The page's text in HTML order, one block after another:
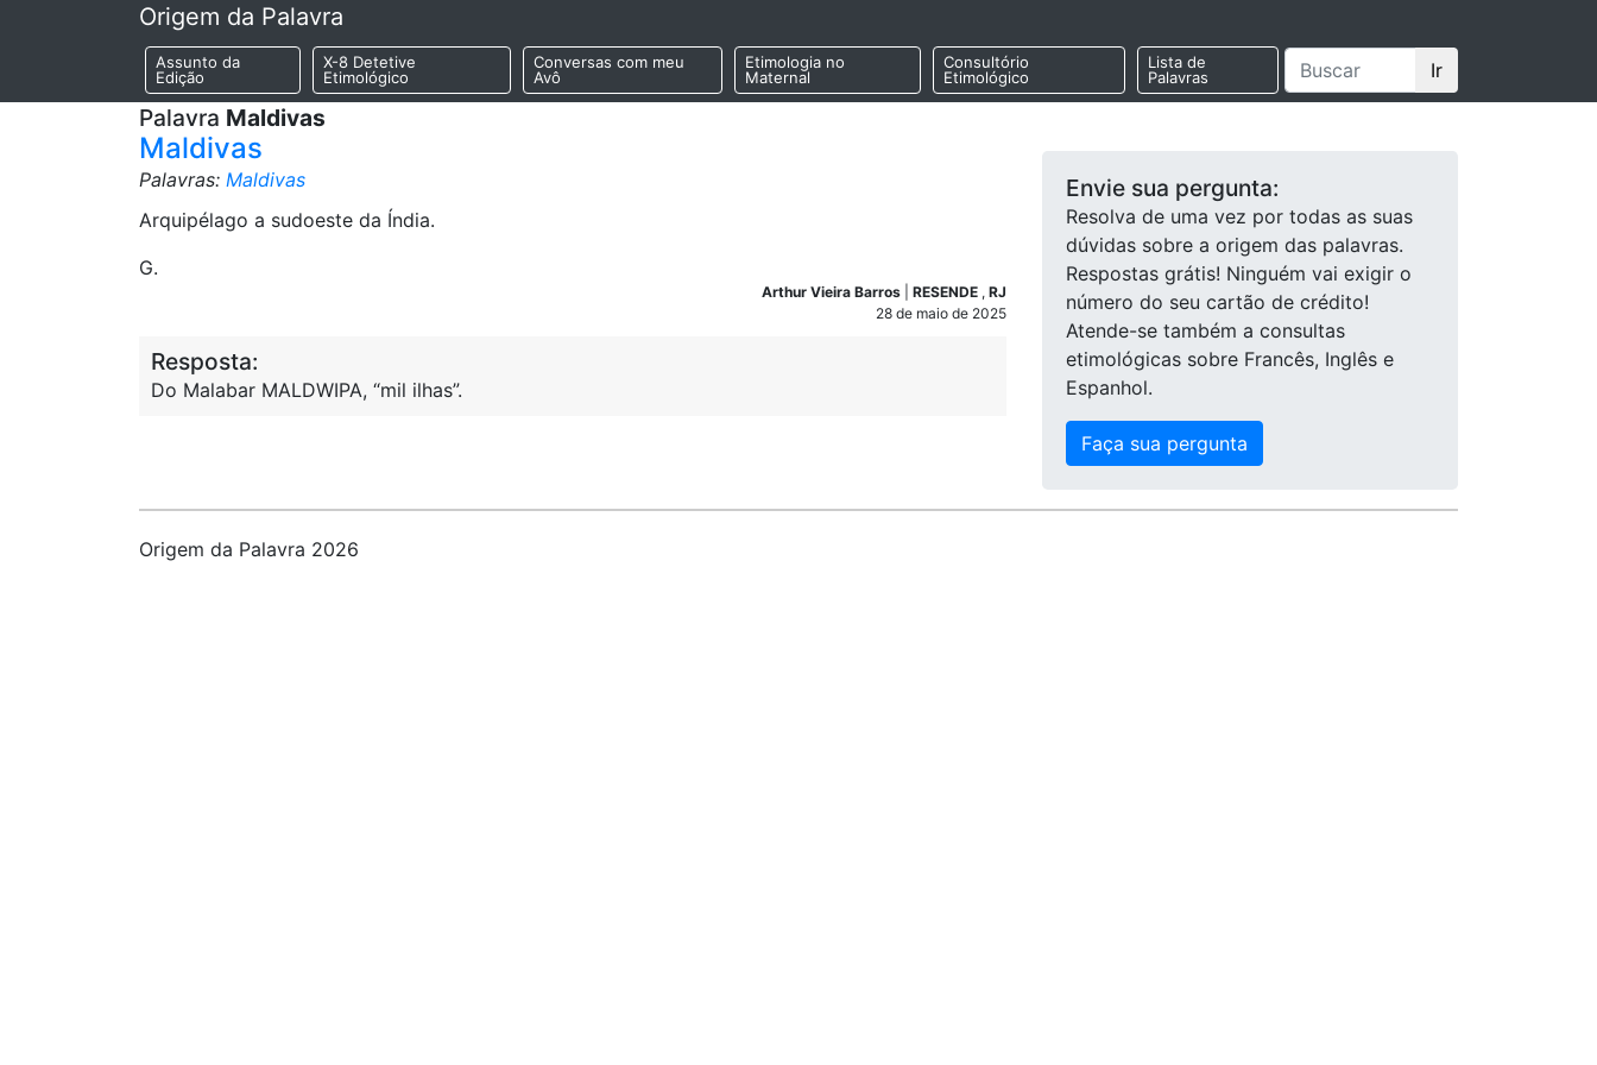
Origem da Palavra
Assunto da
Edição
X-8 Detetive
Etimológico
Conversas com meu
Avô
Etimologia no
Maternal
Consultório
Etimológico
Lista de
Palavras
Ir
Palavra Maldivas
Maldivas
Palavras: Maldivas
Arquipélago a sudoeste da Índia.
G.
Arthur Vieira Barros RESENDE , RJ
28 de maio de 2025
Resposta:
Do Malabar MALDWIPA, “mil ilhas”.
Envie sua pergunta:
Resolva de uma vez por todas as suas
dúvidas sobre a origem das palavras.
Respostas grátis! Ninguém vai exigir o
número do seu cartão de crédito!
Atende-se também a consultas
etimológicas sobre Francês, Inglês e
Espanhol.
Faça sua pergunta
Origem da Palavra 2026